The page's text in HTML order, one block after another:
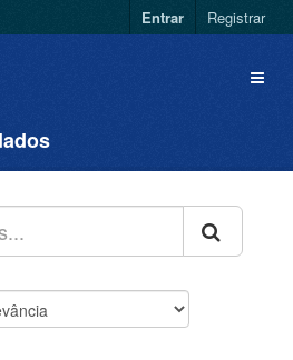
Entrar Registrar